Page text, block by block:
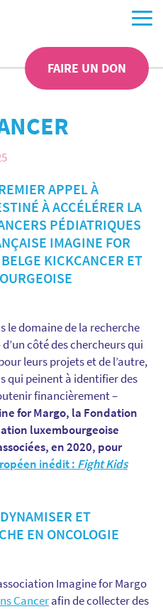
FAIRE UN DON
APPEL À
À ACCÉLÉRER LA
PÉDIATRIQUES
IMAGINE FOR
KICKCANCER ET
le domaine de la recherche
côté des chercheurs qui
leurs projets et de l’autre,
qui peinent à identifier des
financièrement –
for Margo, la Fondation
luxembourgeoise
en 2020, pour
inédit : Fight Kids
ET
EN ONCOLOGIE
Imagine for Margo
Cancerafin de collecter des